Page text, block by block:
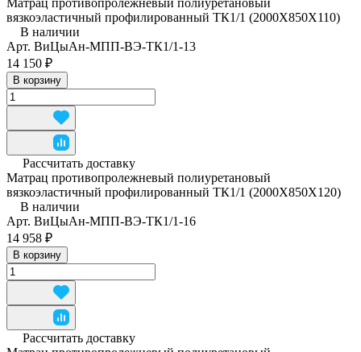
Матрац противопролежневый полиуретановый
вязкоэластичный профилированный ТК1/1 (2000Х850Х110)
В наличии
Арт. ВиЦыАн-МПП-ВЭ-ТК1/1-13
14 150 ₽
В корзину
Рассчитать доставку
Матрац противопролежневый полиуретановый
вязкоэластичный профилированный ТК1/1 (2000Х850Х120)
В наличии
Арт. ВиЦыАн-МПП-ВЭ-ТК1/1-16
14 958 ₽
В корзину
Рассчитать доставку